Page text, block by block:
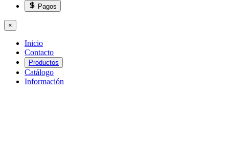
Pagos
×
Inicio
Contacto
Productos
Catálogo
Información